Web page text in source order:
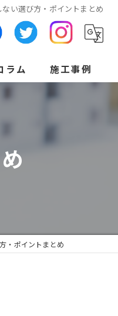
い選び方・ポイントまとめ
ラム 施工事例
・ポイントまとめ